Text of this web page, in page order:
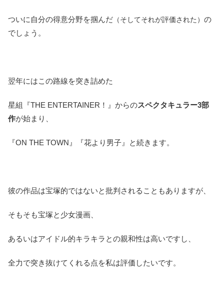
ついに自分の得意分野を掴んだ （そしてそれが評価された） の
でしょう。
翌年にはこの路線を突き詰めた
星組『THE ENTERTAINER！』からのスペクタキュラー3部
作が始まり、
『ON THE TOWN』『花より男子』と続きます。
彼の作品は宝塚的ではないと批判されることもありますが、
そもそも宝塚と少女漫画、
あるいはアイドル的キラキラとの親和性は高いですし、
全力で突き抜けてくれる点を私は評価したいです。